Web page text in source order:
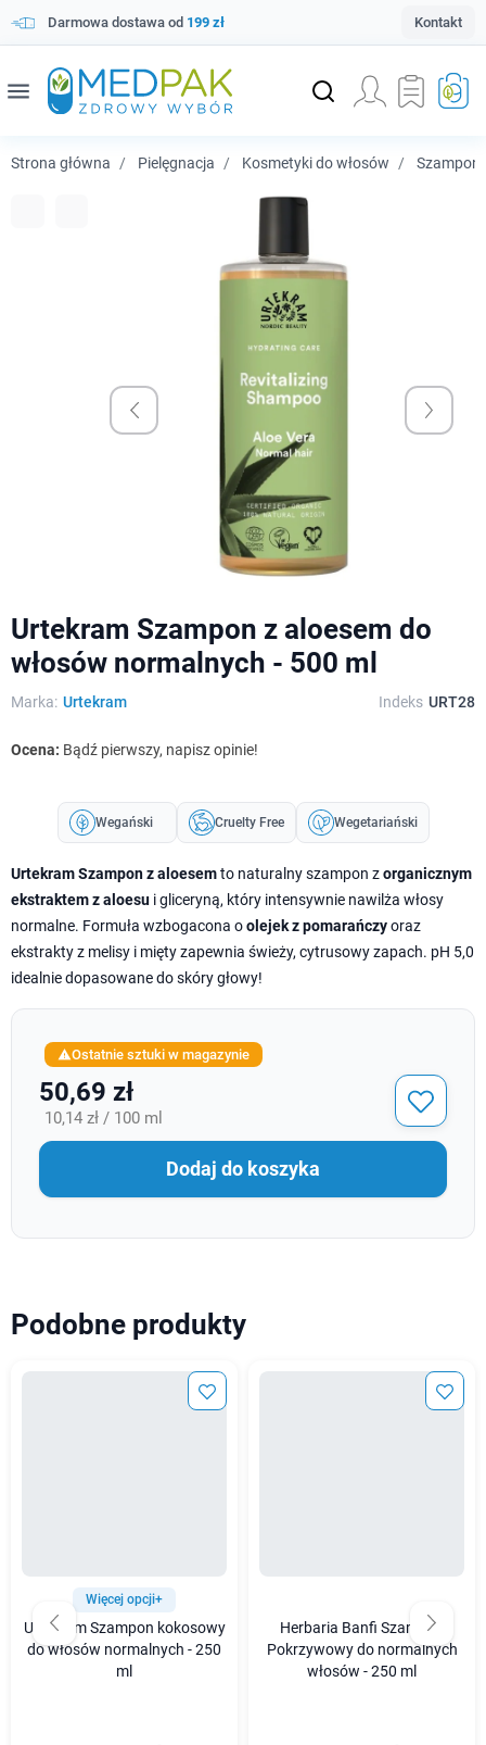
Darmowa dostawa od 199 zł Kontakt
menu
Strona główna Pielęgnacja Kosmetyki do włosów
Urtekram Szampon z aloesem do
włosów normalnych - 500 ml
Marka: Urtekram Indeks URT28
Ocena: Bądź pierwszy, napisz opinie!
Wegański Cruelty Free Wegetariański
Urtekram Szampon z aloesemto naturalny szampon zorganicznym
ekstraktem z aloesu i gliceryną, który intensywnie nawilża włosy
normalne. Formuła wzbogacona oolejek z pomarańczyoraz
ekstrakty z melisy i mięty zapewnia świeży, cytrusowy zapach. pH 5,0
idealnie dopasowane do skóry głowy!
Ostatnie sztuki w magazynie
50,69 zł
10,14 zł / 100 ml
Dodaj do koszyka
Podobne produkty
Więcej opcji+
Urtekram Szampon kokosowy
do włosów normalnych - 250
ml
Herbaria Banfi Szampon
Pokrzywowy do normalnych
włosów - 250 ml